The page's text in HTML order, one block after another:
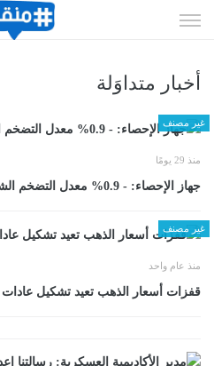
الى
أخبار متداوَلة
غير مصنف
منذ 29 يومًا
جهاز الإحصاء: - 0.9% معدل التضخم الشهرى لشهر يونيو 2026
غير مصنف
منذ عام واحد
قفزات أسعار الذهب تعيد تشكيل